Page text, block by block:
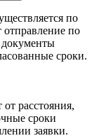
по
отправление по
документы
сроки.
расстояния,
сроки
заявки.